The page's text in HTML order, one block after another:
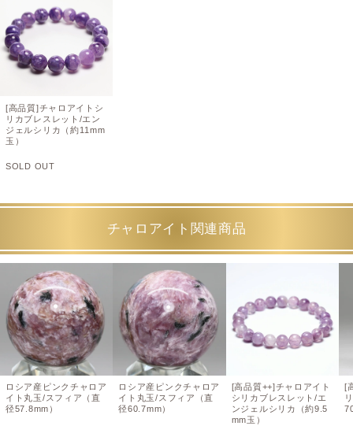
[高品質]チャロアイトシ
リカブレスレット/エン
ジェルシリカ（約11mm
玉）
SOLD OUT
チャロアイト関連商品
ロシア産ピンクチャロア
イト丸玉/スフィア（直
径57.8mm）
ロシア産ピンクチャロア
イト丸玉/スフィア（直
径60.7mm）
[高品質++]チャロアイト
シリカブレスレット/エ
ンジェルシリカ（約9.5
mm玉）
[